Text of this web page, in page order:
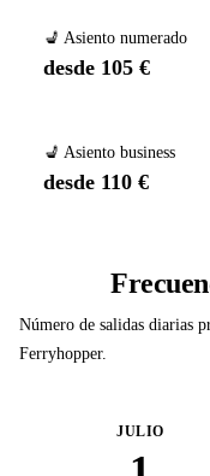
💺 Asiento numerado
desde 105 €
💺 Asiento business
desde 110 €
Número de salidas diarias
Ferryhopper.
JULIO